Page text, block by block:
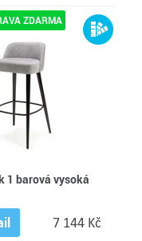
1 barová vysoká
7 144 Kč